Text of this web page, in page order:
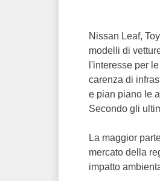
Nissan Leaf,
modelli di
l'interesse per
carenza di
e pian piano le
Secondo gli
La maggior
mercato della
impatto